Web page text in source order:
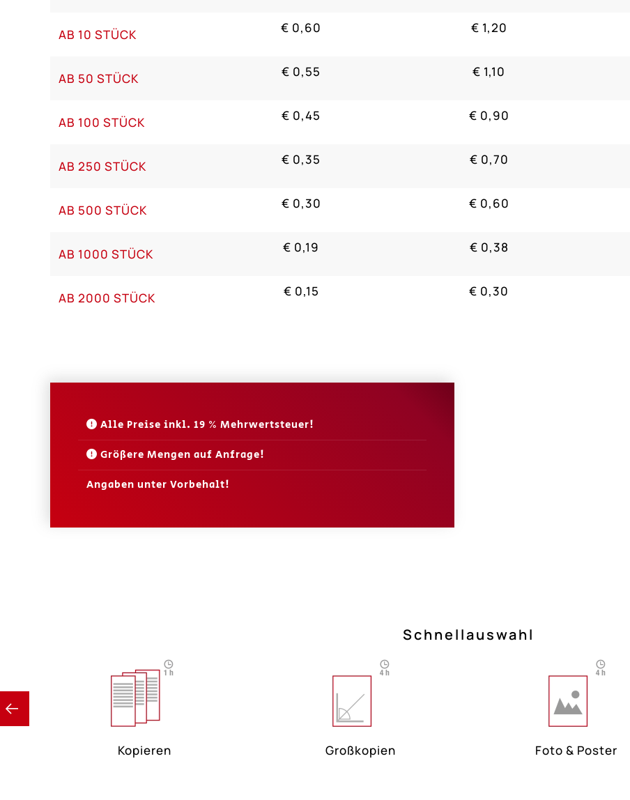
AB 10 STÜCK € 0,60 € 1,20
AB 50 STÜCK € 0,55 € 1,10
AB 100 STÜCK € 0,45 € 0,90
AB 250 STÜCK € 0,35 € 0,70
AB 500 STÜCK € 0,30 € 0,60
AB 1000 STÜCK € 0,19 € 0,38
AB 2000 STÜCK € 0,15 € 0,30
Alle Preise inkl. 19 % Mehrwertsteuer!
Größere Mengen auf Anfrage!
Angaben unter Vorbehalt!
Schnellauswahl
Kopieren Großkopien Foto & Poster